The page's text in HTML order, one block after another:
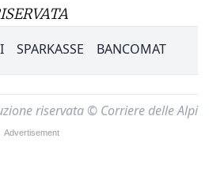
SPARKASSE BANCOMAT
riservata © Corriere delle Alpi